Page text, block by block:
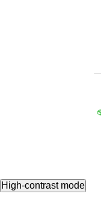
High-contrast mode